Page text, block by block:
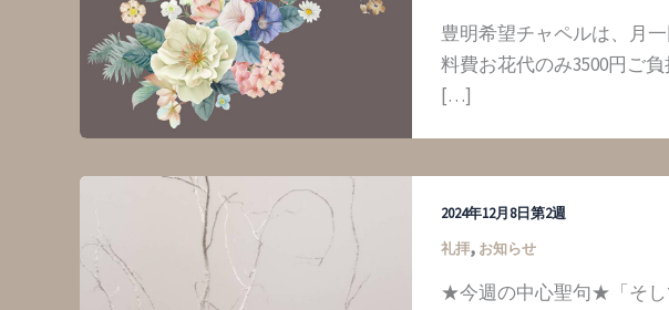
豊明希望チャペルは、月
料費お花代のみ3500円ご
[…]
2024年12月8日第2週
礼拝, お知らせ
★今週の中心聖句★「そし